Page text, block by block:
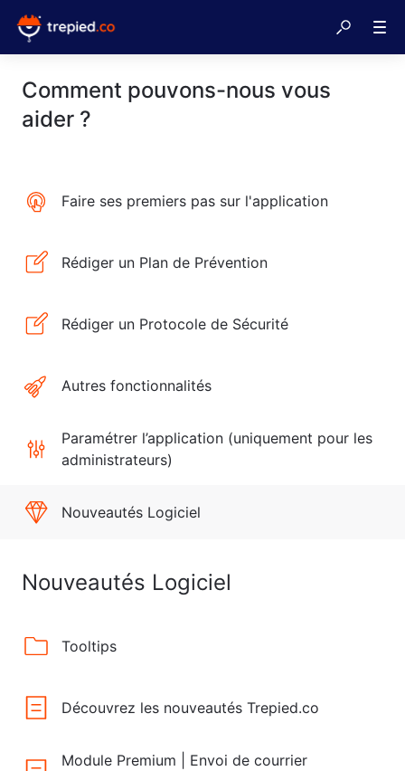
Comment pouvons-nous vous
aider ?
Faire ses premiers pas sur l'application
Rédiger un Plan de Prévention
Rédiger un Protocole de Sécurité
Autres fonctionnalités
Paramétrer l’application (uniquement pour les
administrateurs)
Nouveautés Logiciel
Nouveautés Logiciel
Tooltips
Découvrez les nouveautés Trepied.co
Module Premium | Envoi de courrier